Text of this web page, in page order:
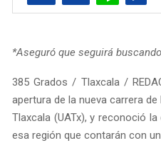
*Aseguró que seguirá
385 Grados / Tlaxcala /
apertura de la nueva carrera
Tlaxcala (UATx), y reconoció
esa región que contarán con